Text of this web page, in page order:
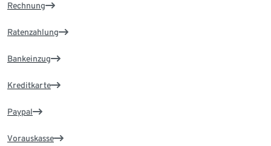
Rechnung
Ratenzahlung
Bankeinzug
Kreditkarte
Paypal
Vorauskasse